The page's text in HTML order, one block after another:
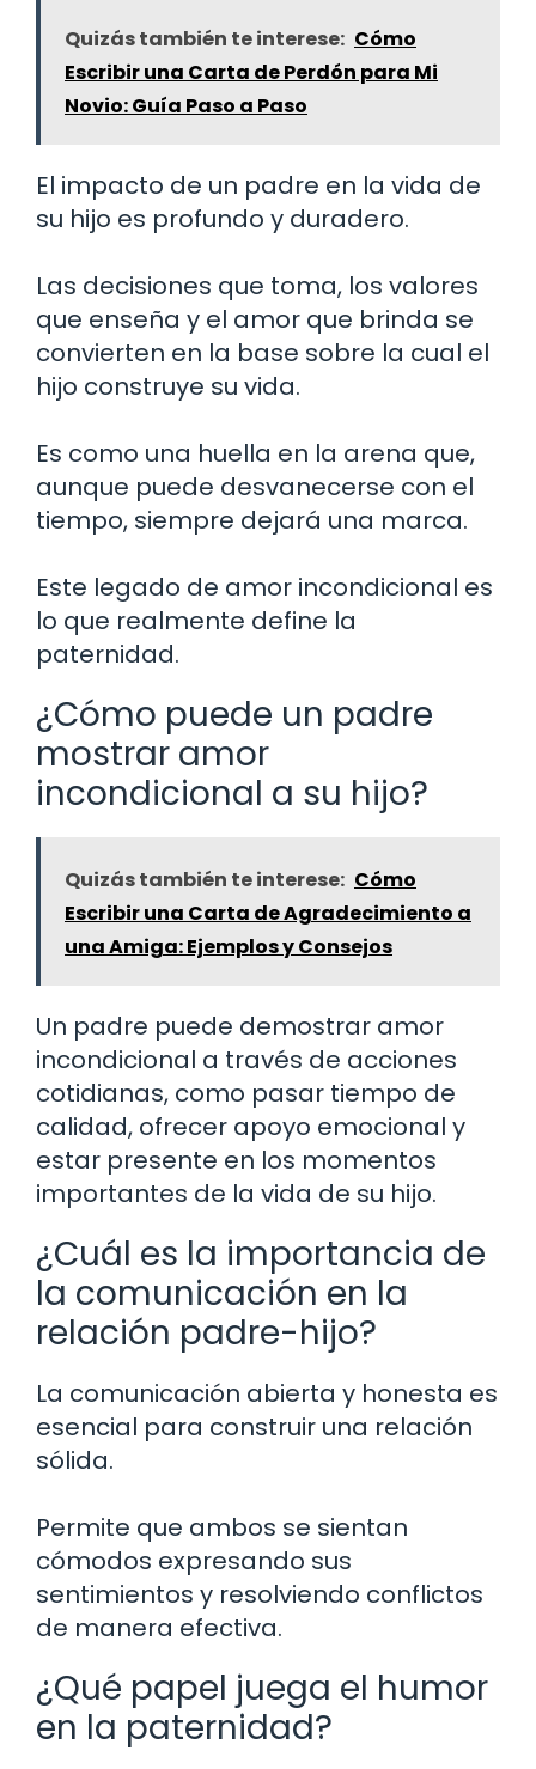
Quizás también te interese: Cómo
Escribir una Carta de Perdón para Mi
Novio: Guía Paso a Paso
El impacto de un padre en la vida de
su hijo es profundo y duradero.
Las decisiones que toma, los valores
que enseña y el amor que brinda se
convierten en la base sobre la cual el
hijo construye su vida.
Es como una huella en la arena que,
aunque puede desvanecerse con el
tiempo, siempre dejará una marca.
Este legado de amor incondicional es
lo que realmente define la
paternidad.
¿Cómo puede un padre
mostrar amor
incondicional a su hijo?
Quizás también te interese: Cómo
Escribir una Carta de Agradecimiento a
una Amiga: Ejemplos y Consejos
Un padre puede demostrar amor
incondicional a través de acciones
cotidianas, como pasar tiempo de
calidad, ofrecer apoyo emocional y
estar presente en los momentos
importantes de la vida de su hijo.
¿Cuál es la importancia de
la comunicación en la
relación padre-hijo?
La comunicación abierta y honesta es
esencial para construir una relación
sólida.
Permite que ambos se sientan
cómodos expresando sus
sentimientos y resolviendo conflictos
de manera efectiva.
¿Qué papel juega el humor
en la paternidad?